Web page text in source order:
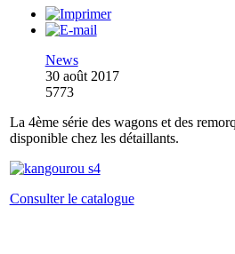
News
30 août 2017
5773
La 4ème série des wagons et des
disponible chez les détaillants.
Consulter le catalogue